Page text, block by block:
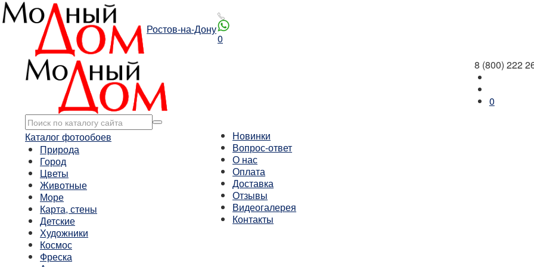
Ростов-на-Дону
0
8 (800) 222
0
Каталог фотообоев
Природа
Город
Цветы
Животные
Море
Карта, стены
Детские
Художники
Космос
Фреска
Новинки
Вопрос-ответ
О нас
Оплата
Доставка
Отзывы
Видеогалерея
Контакты